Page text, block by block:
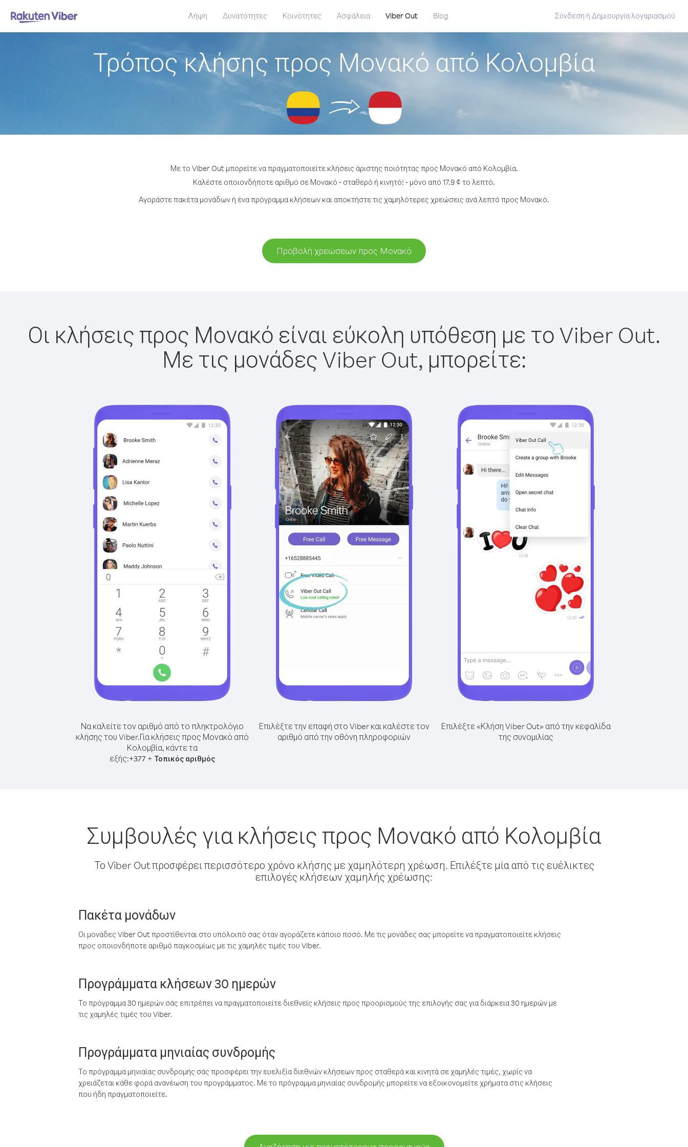
Λήψη Δυνατότητες Κοινότητες Ασφάλεια Viber Out Blog Σύνδεση ή Δημιουργία λογαριασμού
Τρόπος κλήσης προς Μονακό από Κολομβία
Με το Viber Out μπορείτε να πραγματοποιείτε κλήσεις άριστης ποιότητας προς Μονακό από Κολομβία.
Καλέστε οποιονδήποτε αριθμό σε Μονακό - σταθερό ή κινητό! - μόνο από 17.9 ¢ το λεπτό.
Αγοράστε πακέτα μονάδων ή ένα πρόγραμμα κλήσεων και αποκτήστε τις χαμηλότερες χρεώσεις ανά λεπτό προς Μονακό.
Προβολή χρεώσεων προς Μονακό
Οι κλήσεις προς Μονακό είναι εύκολη υπόθεση με το Viber Out.
Με τις μονάδες Viber Out, μπορείτε:
Να καλείτε τον αριθμό από το πληκτρολόγιο
κλήσης του Viber.Για κλήσεις προς Μονακό από
Κολομβία, κάντε τα
εξής:+377 + Τοπικός αριθμός
Επιλέξτε την επαφή στο Viber και καλέστε τον
αριθμό από την οθόνη πληροφοριών
Επιλέξτε «Κλήση Viber Out» από την κεφαλίδα
της συνομιλίας
Συμβουλές για κλήσεις προς Μονακό από Κολομβία
Το Viber Out προσφέρει περισσότερο χρόνο κλήσης με χαμηλότερη χρέωση. Επιλέξτε μία από τις ευέλικτες
επιλογές κλήσεων χαμηλής χρέωσης:
Πακέτα μονάδων
Οι μονάδες Viber Out προστίθενται στο υπόλοιπό σας όταν αγοράζετε κάποιο ποσό. Με τις μονάδες σας μπορείτε να πραγματοποιείτε κλήσεις
προς οποιονδήποτε αριθμό παγκοσμίως με τις χαμηλές τιμές του Viber.
Προγράμματα κλήσεων 30 ημερών
Το πρόγραμμα 30 ημερών σάς επιτρέπει να πραγματοποιείτε διεθνείς κλήσεις προς προορισμούς της επιλογής σας για διάρκεια 30 ημερών με
τις χαμηλές τιμές του Viber.
Προγράμματα μηνιαίας συνδρομής
Το πρόγραμμα μηνιαίας συνδρομής σάς προσφέρει την ευελιξία διεθνών κλήσεων προς σταθερά και κινητά σε χαμηλές τιμές, χωρίς να
χρειάζεται κάθε φορά ανανέωση του προγράμματος. Με το πρόγραμμα μηνιαίας συνδρομής μπορείτε να εξοικονομείτε χρήματα στις κλήσεις
που ήδη πραγματοποιείτε.